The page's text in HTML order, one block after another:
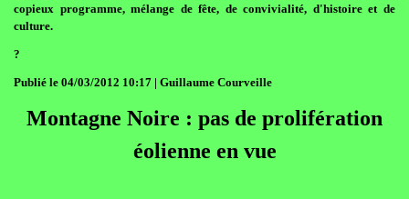
copieux programme, mélange de fête, de convivialité, d'histoire et de
culture.
?
Publié le 04/03/2012 10:17 | Guillaume Courveille
Montagne Noire : pas de prolifération
éolienne en vue